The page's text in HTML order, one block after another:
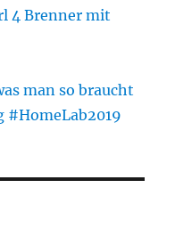
4 Brenner mit
man so braucht
#HomeLab2019